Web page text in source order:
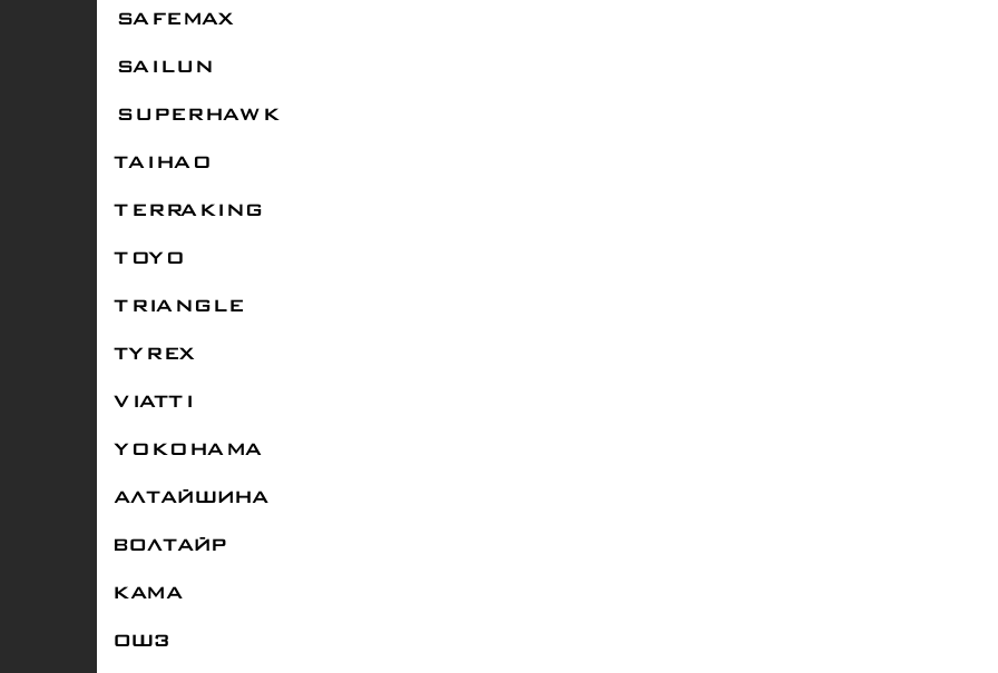
SAFEMAX
SAILUN
SUPERHAWK
TAIHAO
TERRAKING
TOYO
TRIANGLE
TYREX
VIATTI
YOKOHAMA
АЛТАЙШИНА
ВОЛТАЙР
КАМА
ОШЗ